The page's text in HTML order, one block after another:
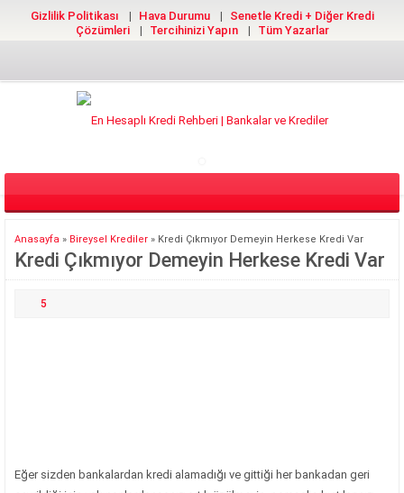
Gizlilik Politikası Hava Durumu
Senetle Kredi + Diğer Kredi
Çözümleri
Tercihinizi Yapın Tüm Yazarlar
Anasayfa » Bireysel Krediler » Kredi Çıkmıyor Demeyin Herkese Kredi Var
Kredi Çıkmıyor Demeyin Herkese Kredi Var
5
Eğer sizden bankalardan kredi alamadığı ve gittiği her bankadan geri